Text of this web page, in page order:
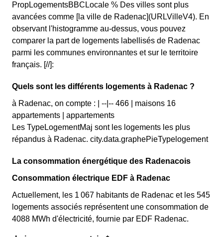
PropLogementsBBCLocale % Des villes sont plus
avancées comme [la ville de Radenac](URLVilleV4). En
observant l'histogramme au-dessus, vous pouvez
comparer la part de logements labellisés de Radenac
parmi les communes environnantes et sur le territoire
français. [//]:
Quels sont les différents logements à Radenac ?
à Radenac, on compte : | --|-- 466 | maisons 16
appartements | appartements
Les TypeLogementMaj sont les logements les plus
répandus à Radenac. city.data.graphePieTypelogement
La consommation énergétique des Radenacois
Consommation électrique EDF à Radenac
Actuellement, les 1 067 habitants de Radenac et les 545
logements associés représentent une consommation de
4088 MWh d'électricité, fournie par EDF Radenac.